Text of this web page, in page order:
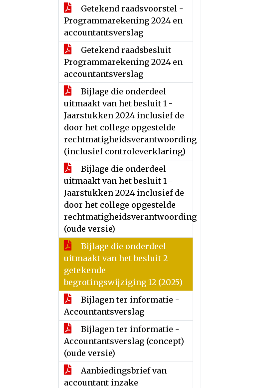
Getekend raadsvoorstel -
Programmarekening 2024 en
accountantsverslag
Getekend raadsbesluit
Programmarekening 2024 en
accountantsverslag
Bijlage die onderdeel
uitmaakt van het besluit 1 -
Jaarstukken 2024 inclusief de
door het college opgestelde
rechtmatigheidsverantwoording
(inclusief controleverklaring)
Bijlage die onderdeel
uitmaakt van het besluit 1 -
Jaarstukken 2024 inclusief de
door het college opgestelde
rechtmatigheidsverantwoording
(oude versie)
Bijlage die onderdeel
uitmaakt van het besluit 2
getekende
begrotingswijziging 12 (2025)
Bijlagen ter informatie -
Accountantsverslag
Bijlagen ter informatie -
Accountantsverslag (concept)
(oude versie)
Aanbiedingsbrief van
accountant inzake